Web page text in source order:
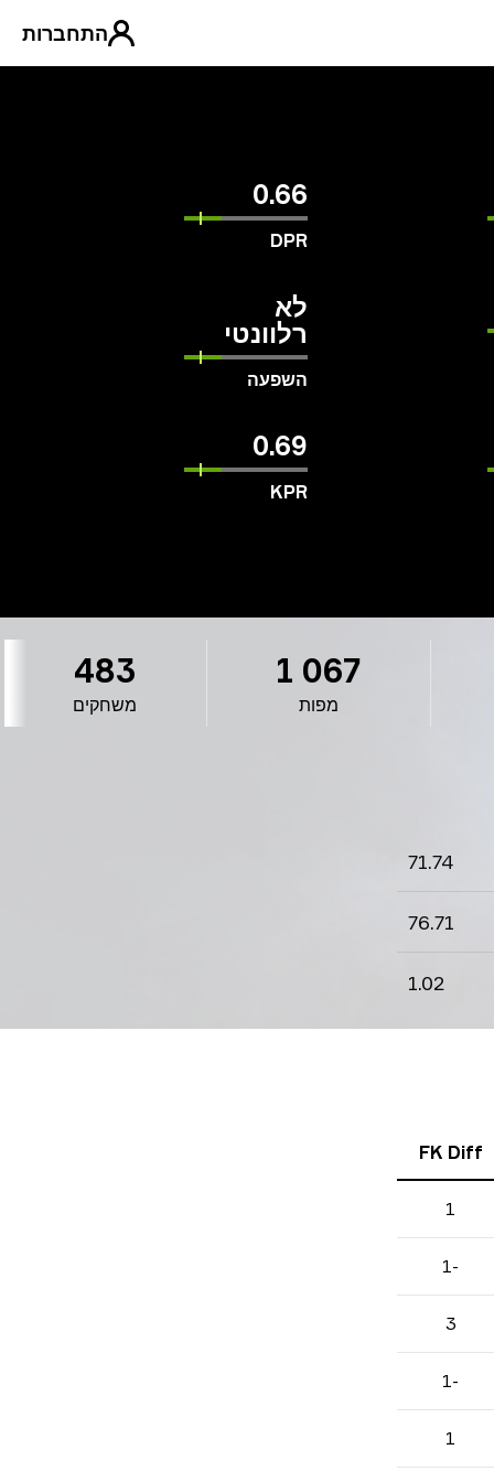
התחברות
0.66
DPR
לא
רלוונטי
השפעה
0.69
KPR
מפות
1 067
משחקים
483
71.74
76.71
1.02
FK Diff
1
-1
3
-1
1